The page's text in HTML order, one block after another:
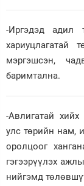
-Иргэдэд адил
хариуцлагатай
мэргэшсэн,
баримтална.
-Авлигатай
улс төрийн нам,
оролцоог
гэгээрүүлэх
нийгэмд